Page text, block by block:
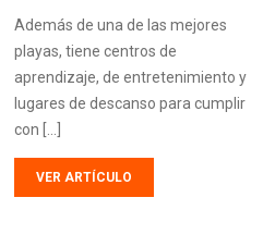
Además de una de las mejores
playas, tiene centros de
aprendizaje, de entretenimiento y
lugares de descanso para cumplir
con […]
VER ARTÍCULO